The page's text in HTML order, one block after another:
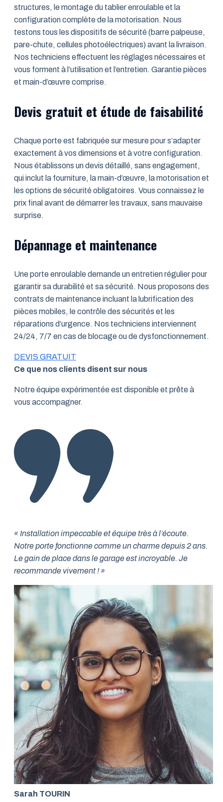
structures, le montage du tablier enroulable et la
configuration complète de la motorisation. Nous
testons tous les dispositifs de sécurité (barre palpeuse,
pare-chute, cellules photoélectriques) avant la livraison.
Nos techniciens effectuent les réglages nécessaires et
vous forment à l’utilisation et l’entretien. Garantie pièces
et main-d’œuvre comprise.
Devis gratuit et étude de faisabilité
Chaque porte est fabriquée sur mesure pour s’adapter
exactement à vos dimensions et à votre configuration.
Nous établissons un devis détaillé, sans engagement,
qui inclut la fourniture, la main-d’œuvre, la motorisation et
les options de sécurité obligatoires. Vous connaissez le
prix final avant de démarrer les travaux, sans mauvaise
surprise.
Dépannage et maintenance
Une porte enroulable demande un entretien régulier pour
garantir sa durabilité et sa sécurité. Nous proposons des
contrats de maintenance incluant la lubrification des
pièces mobiles, le contrôle des sécurités et les
réparations d’urgence. Nos techniciens interviennent
24/24, 7/7 en cas de blocage ou de dysfonctionnement.
DEVIS GRATUIT
Ce que nos clients disent sur nous
Notre équipe expérimentée est disponible et prête à
vous accompagner.
« Installation impeccable et équipe très à l’écoute.
Notre porte fonctionne comme un charme depuis 2 ans.
Le gain de place dans le garage est incroyable. Je
recommande vivement ! »
Sarah TOURIN